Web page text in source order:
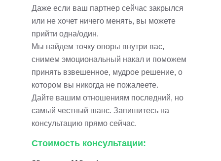
Даже если ваш партнер сейчас закрылся
или не хочет ничего менять, вы можете
прийти одна/один.
Мы найдем точку опоры внутри вас,
снимем эмоциональный накал и поможем
принять взвешенное, мудрое решение, о
котором вы никогда не пожалеете.
Дайте вашим отношениям последний, но
самый честный шанс. Запишитесь на
консультацию прямо сейчас.
Стоимость консультации: